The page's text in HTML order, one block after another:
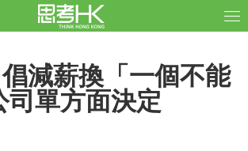
減薪換「一個不能
司單方面決定